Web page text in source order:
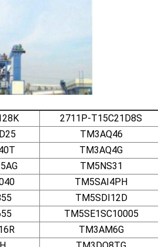
2711P-T15C21D8S
TM3AQ46
TM3AQ4G
TM5NS31
TM5SAI4PH
TM5SDI12D
TM5SE1SC10005
TM3AM6G